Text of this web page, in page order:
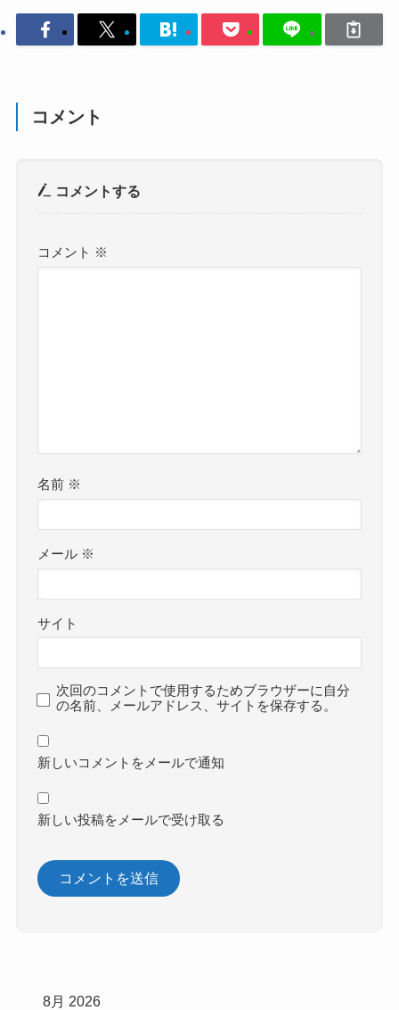
コメント
コメントする
コメント ※
名前 ※
メール ※
サイト
次回のコメントで使用するためブラウザーに自分
の名前、メールアドレス、サイトを保存する。
新しいコメントをメールで通知
新しい投稿をメールで受け取る
8月 2026